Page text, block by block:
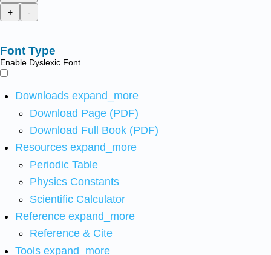
+
-
Font Type
Enable Dyslexic Font
Downloads expand_more
Download Page (PDF)
Download Full Book (PDF)
Resources expand_more
Periodic Table
Physics Constants
Scientific Calculator
Reference expand_more
Reference & Cite
Tools expand_more